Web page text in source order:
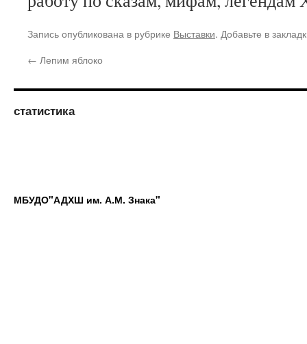
Запись опубликована в рубрике Выставки. Добавьте в
← Лепим яблоко
статистика
МБУДО"АДХШ им. А.М. Знака"